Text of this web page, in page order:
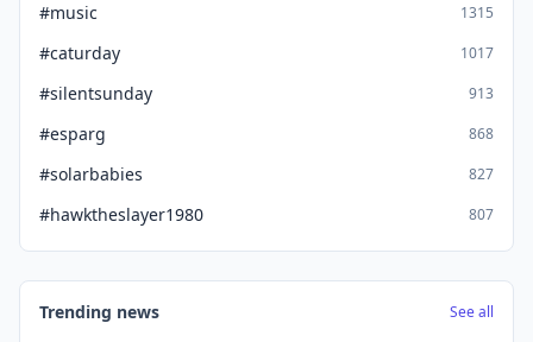
#music 1315
#caturday 1017
#silentsunday 913
#esparg 868
#solarbabies 827
#hawktheslayer1980 807
Trending news See all